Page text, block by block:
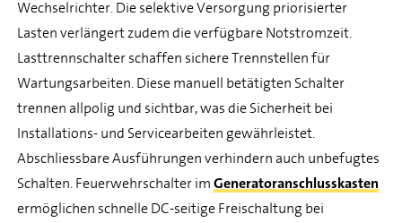
Wechselrichter. Die selektive Versorgung priorisierter
Lasten verlängert zudem die verfügbare Notstromzeit.
Lasttrennschalter schaffen sichere Trennstellen für
Wartungsarbeiten. Diese manuell betätigten Schalter
trennen allpolig und sichtbar, was die Sicherheit bei
Installations- und Servicearbeiten gewährleistet.
Abschliessbare Ausführungen verhindern auch unbefugtes
Schalten. Feuerwehrschalter imGeneratoranschlusskasten
ermöglichen schnelle DC-seitige Freischaltung bei